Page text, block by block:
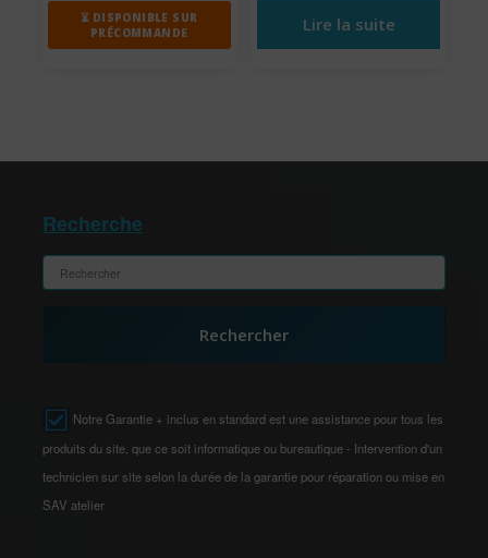
⏳ DISPONIBLE SUR
PRÉCOMMANDE
Lire la suite
Recherche
Rechercher
Notre Garantie + inclus en standard est une assistance pour tous les
produits du site, que ce soit informatique ou bureautique - Intervention d'un
technicien sur site selon la durée de la garantie pour réparation ou mise en
SAV atelier